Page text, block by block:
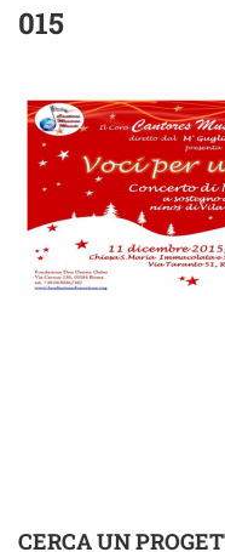
015
CERCA UN